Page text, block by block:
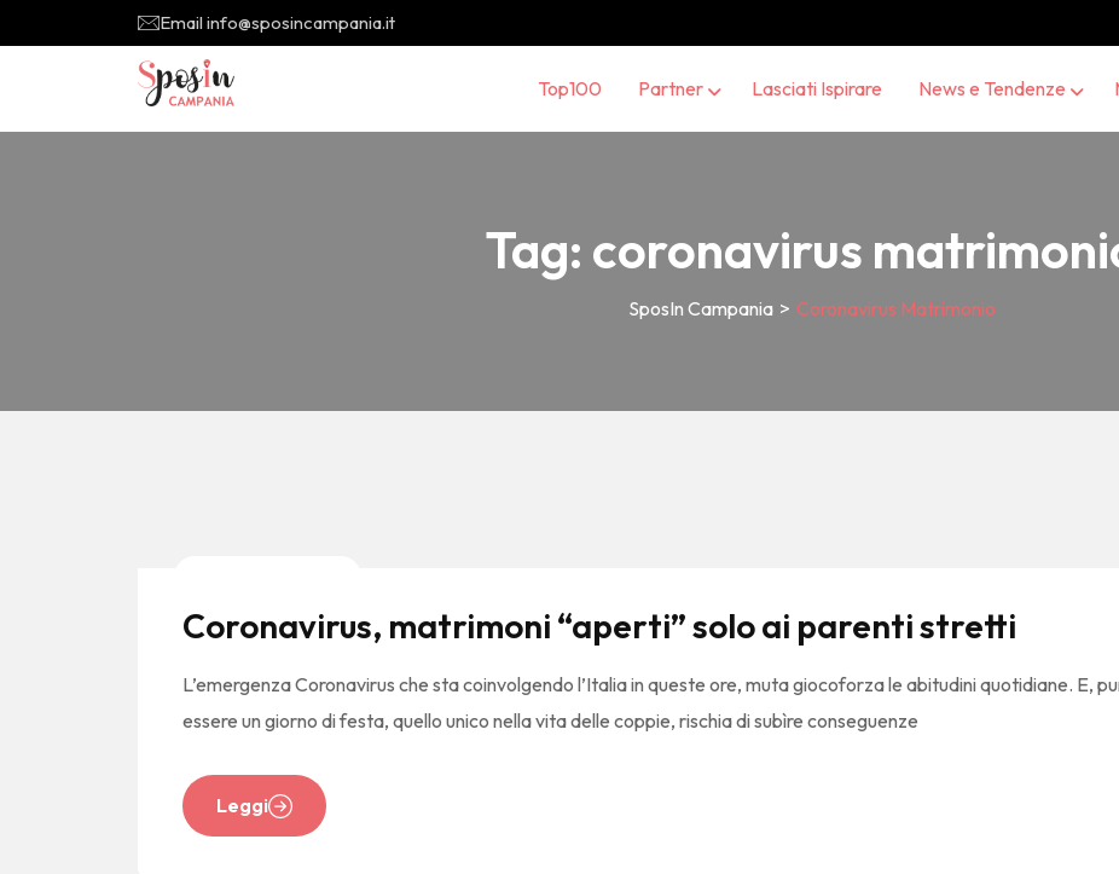
Email info@sposincampania.it
Top100 Partner Lasciati Ispirare News e Tendenze
Tag: coronavirus
SposIn Campania > Coronavirus Matrimonio
Coronavirus, matrimoni “aperti” solo ai parenti stretti
L’emergenza Coronavirus che sta coinvolgendo l’Italia in queste ore, muta giocoforza le abitudini quotidiane. E,
essere un giorno di festa, quello unico nella vita delle coppie, rischia di subìre conseguenze
Leggi